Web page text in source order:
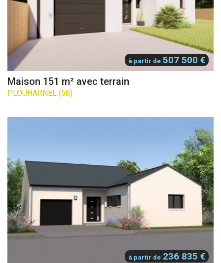
à partir de 507 500 €
Maison 151 m² avec terrain
PLOUHARNEL (56)
à partir de 236 835 €